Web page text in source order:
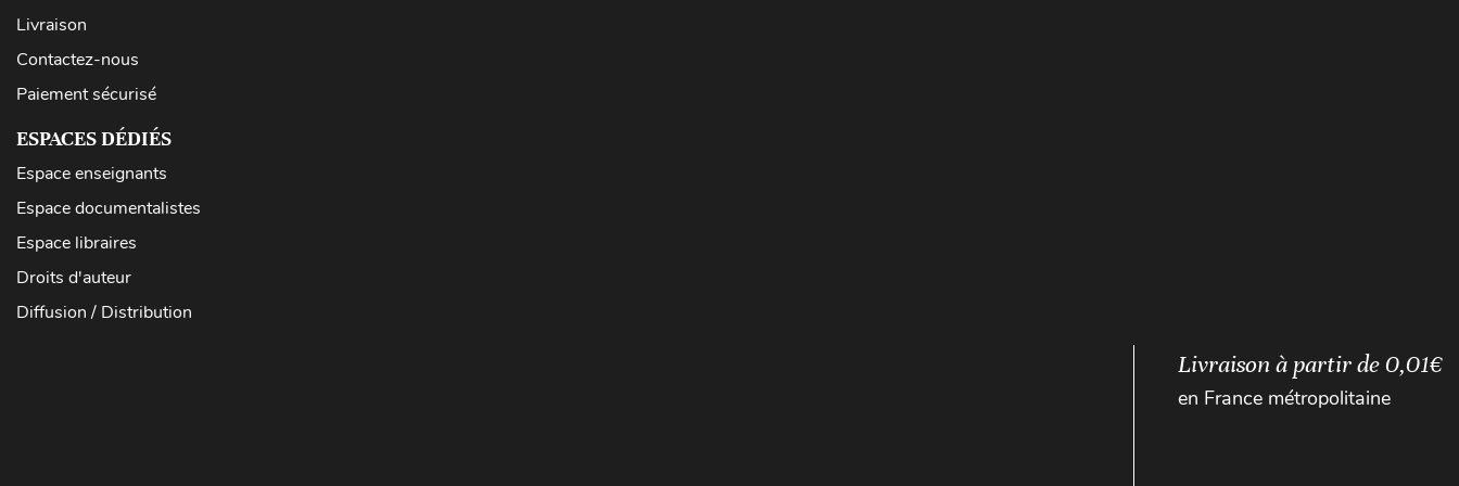
Livraison
Contactez-nous
Paiement sécurisé
ESPACES DÉDIÉS
Espace enseignants
Espace documentalistes
Espace libraires
Droits d'auteur
Diffusion / Distribution
Livraison à partir de 0,01€
en France métropolitaine